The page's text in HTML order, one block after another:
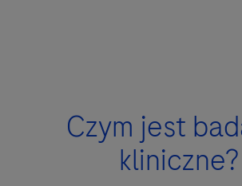
Czym jest
kliniczne?
warunki prawne i politykę prywatności firmy Roche
https://www.gene.com/privacy-policy
For Visitors from Canada, our Privacy Statement
http://www.rochecanada.com/en/content/footer-